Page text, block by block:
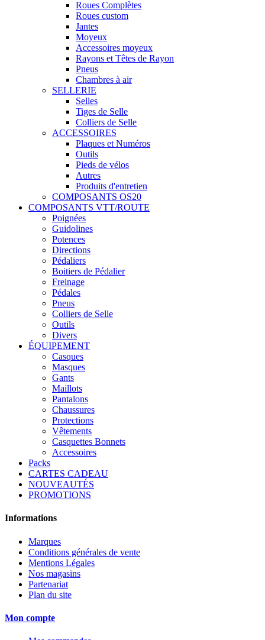
Roues Complètes
Roues custom
Jantes
Moyeux
Accessoires moyeux
Rayons et Têtes de Rayon
Pneus
Chambres à air
SELLERIE
Selles
Tiges de Selle
Colliers de Selle
ACCESSOIRES
Plaques et Numéros
Outils
Pieds de vélos
Autres
Produits d'entretien
COMPOSANTS OS20
COMPOSANTS VTT/ROUTE
Poignées
Guidolines
Potences
Directions
Pédaliers
Boitiers de Pédalier
Freinage
Pédales
Pneus
Colliers de Selle
Outils
Divers
ÉQUIPEMENT
Casques
Masques
Gants
Maillots
Pantalons
Chaussures
Protections
Vêtements
Casquettes Bonnets
Accessoires
Packs
CARTES CADEAU
NOUVEAUTÉS
PROMOTIONS
Informations
Marques
Conditions générales de vente
Mentions Légales
Nos magasins
Partenariat
Plan du site
Mon compte